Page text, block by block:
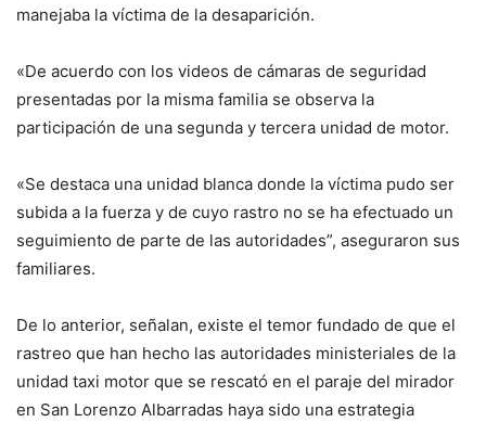
manejaba la víctima de la desaparición.
«De acuerdo con los videos de cámaras de seguridad
presentadas por la misma familia se observa la
participación de una segunda y tercera unidad de motor.
«Se destaca una unidad blanca donde la víctima pudo ser
subida a la fuerza y de cuyo rastro no se ha efectuado un
seguimiento de parte de las autoridades”, aseguraron sus
familiares.
De lo anterior, señalan, existe el temor fundado de que el
rastreo que han hecho las autoridades ministeriales de la
unidad taxi motor que se rescató en el paraje del mirador
en San Lorenzo Albarradas haya sido una estrategia